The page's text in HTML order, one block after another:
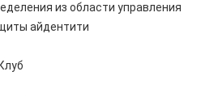
из области управления
айдентити